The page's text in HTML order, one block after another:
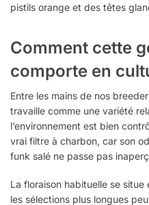
pistils orange et des têtes
Comment cette
comporte en
Entre les mains de nos
travaille comme une variété
l’environnement est bien
vrai filtre à charbon, car son
funk salé ne passe pas
La floraison habituelle se
les sélections plus longues